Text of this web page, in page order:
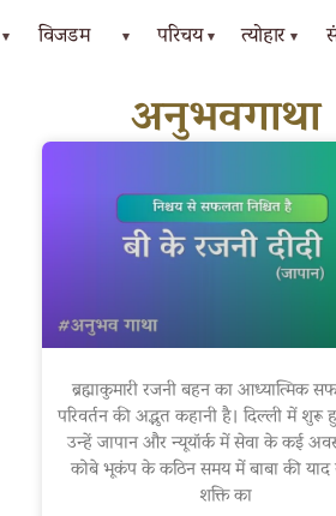
▾ विजडम ▾ परिचय▾ त्योहार ▾
अनुभवगाथा
ब्रह्माकुमारी रजनी बहन का आध्यात्मिक
परिवर्तन की अद्भुत कहानी है। दिल्ली में शुरू
उन्हें जापान और न्यूयॉर्क में सेवा के कई
कोबे भूकंप के कठिन समय में बाबा की याद
शक्ति का